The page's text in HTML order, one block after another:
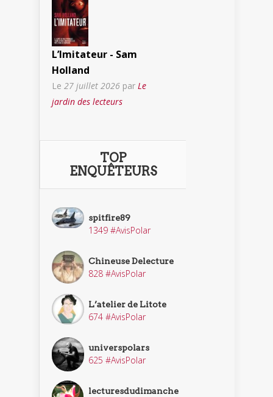
L’Imitateur - Sam
Holland
Le 27 juillet 2026 par Le
jardin des lecteurs
TOP
ENQUÊTEURS
spitfire89
1349 #AvisPolar
Chineuse Delecture
828 #AvisPolar
L’atelier de Litote
674 #AvisPolar
universpolars
625 #AvisPolar
lecturesdudimanche